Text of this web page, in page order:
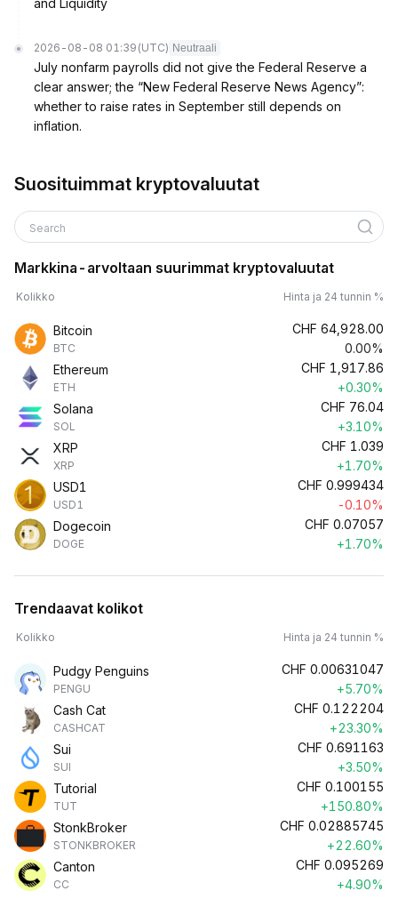
and Liquidity
2026-08-08 01:39 (UTC) Neutraali
July nonfarm payrolls did not give the Federal Reserve a
clear answer; the “New Federal Reserve News Agency”:
whether to raise rates in September still depends on
inflation.
Suosituimmat kryptovaluutat
Search
Markkina-arvoltaan suurimmat kryptovaluutat
Kolikko Hinta ja 24 tunnin %
Bitcoin
BTC
CHF 64,928.00
0.00%
Ethereum
ETH
CHF 1,917.86
+0.30%
Solana
SOL
CHF 76.04
+3.10%
XRP
XRP
CHF 1.039
+1.70%
USD1
USD1
CHF 0.999434
-0.10%
Dogecoin
DOGE
CHF 0.07057
+1.70%
Trendaavat kolikot
Kolikko Hinta ja 24 tunnin %
Pudgy Penguins
PENGU
CHF 0.00631047
+5.70%
Cash Cat
CASHCAT
CHF 0.122204
+23.30%
Sui
SUI
CHF 0.691163
+3.50%
Tutorial
TUT
CHF 0.100155
+150.80%
StonkBroker
STONKBROKER
CHF 0.02885745
+22.60%
Canton
CC
CHF 0.095269
+4.90%